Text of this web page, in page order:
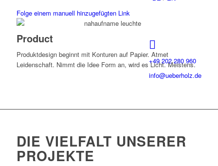
+49 202 280 960
info@ueberholz.de
Folge einem manuell hinzugefügten Link
Product
Produktdesign beginnt mit Konturen auf Papier. Atmet
Leidenschaft. Nimmt die Idee Form an, wird es Licht. Meistens.
DIE VIELFALT UNSERER
PROJEKTE